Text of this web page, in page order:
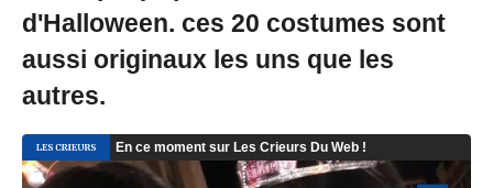
j
u
e
3
0
d'Halloween. ces 20 costumes sont
aussi originaux les uns que les
autres.